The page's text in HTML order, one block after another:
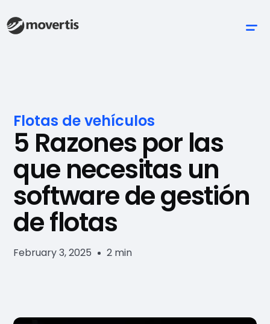
Flotas de vehículos
5 Razones por las
que necesitas un
software de gestión
de flotas
February 3, 2025 2 min